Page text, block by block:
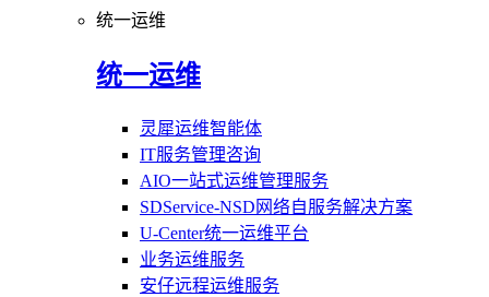
统一运维
统一运维
灵犀运维智能体
IT服务管理咨询
AIO一站式运维管理服务
SDService-NSD网络自服务解决方案
U-Center统一运维平台
业务运维服务
安仔远程运维服务